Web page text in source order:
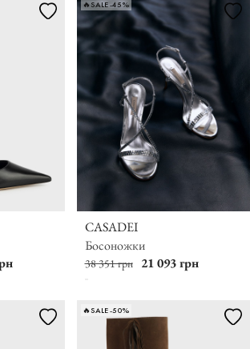
🔥SALE -45%
CASADEI
Босоножки
38 351 грн 21 093 грн
🔥SALE -50%